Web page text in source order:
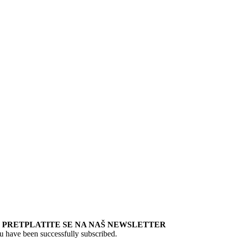
PRETPLATITE SE NA NAŠ NEWSLETTER
have been successfully subscribed.